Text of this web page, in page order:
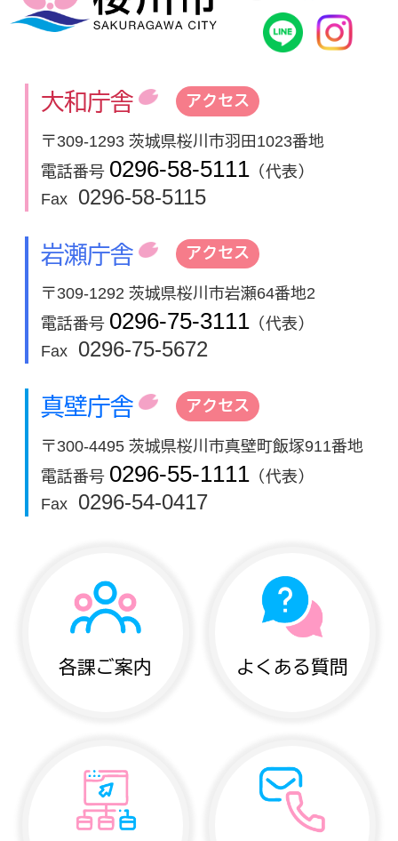
桜川市公
大和庁舎 アクセス
〒309-1293 茨城県桜川市羽田1023番地
電話番号 0296-58-5111 （代表）
Fax
0296-58-5115
岩瀬庁舎 アクセス
〒309-1292 茨城県桜川市岩瀬64番地2
電話番号 0296-75-3111 （代表）
Fax
0296-75-5672
真壁庁舎 アクセス
〒300-4495 茨城県桜川市真壁町飯塚911番地
電話番号 0296-55-1111 （代表）
Fax
0296-54-0417
各課ご案内 よくある質問